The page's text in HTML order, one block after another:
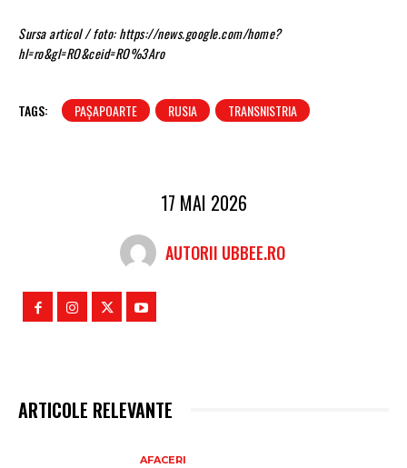
Sursa articol / foto: https://news.google.com/home?
hl=ro&gl=RO&ceid=RO%3Aro
TAGS: PAȘAPOARTE RUSIA TRANSNISTRIA
17 MAI 2026
AUTORII UBBEE.RO
ARTICOLE RELEVANTE
AFACERI